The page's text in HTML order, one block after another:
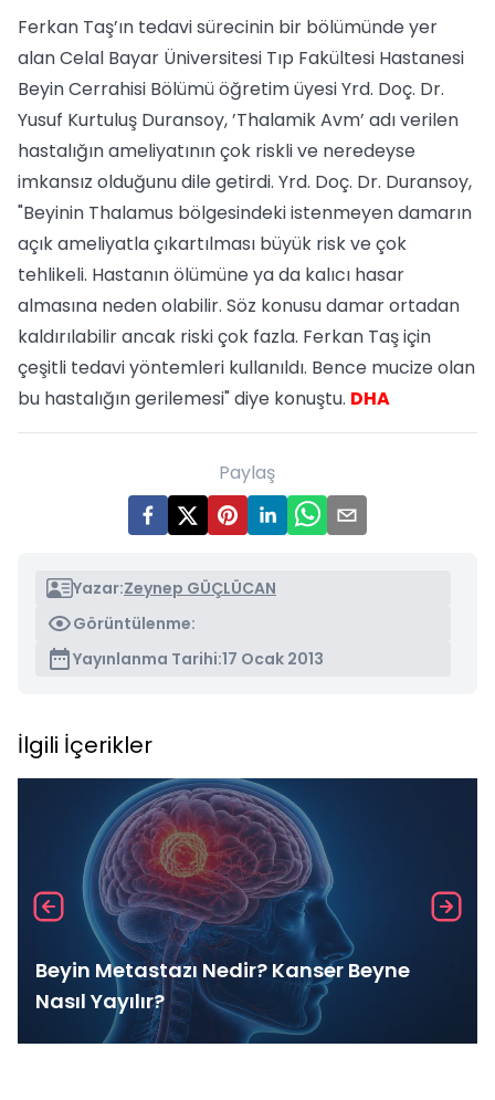
Ferkan Taş’ın tedavi sürecinin bir bölümünde yer
alan Celal Bayar Üniversitesi Tıp Fakültesi Hastanesi
Beyin Cerrahisi Bölümü öğretim üyesi Yrd. Doç. Dr.
Yusuf Kurtuluş Duransoy, ’Thalamik Avm’ adı verilen
hastalığın ameliyatının çok riskli ve neredeyse
imkansız olduğunu dile getirdi. Yrd. Doç. Dr. Duransoy,
"Beyinin Thalamus bölgesindeki istenmeyen damarın
açık ameliyatla çıkartılması büyük risk ve çok
tehlikeli. Hastanın ölümüne ya da kalıcı hasar
almasına neden olabilir. Söz konusu damar ortadan
kaldırılabilir ancak riski çok fazla. Ferkan Taş için
çeşitli tedavi yöntemleri kullanıldı. Bence mucize olan
bu hastalığın gerilemesi" diye konuştu. DHA
Paylaş
Yazar:Zeynep GÜÇLÜCAN
Görüntülenme:
Yayınlanma Tarihi:17 Ocak 2013
İlgili İçerikler
Beyin Metastazı Nedir? Kanser Beyne
Nasıl Yayılır?